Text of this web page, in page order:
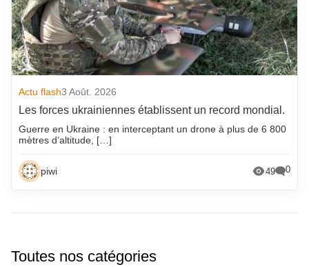
Actu flash3 Août. 2026
Les forces ukrainiennes établissent un record mondial.
Guerre en Ukraine : en interceptant un drone à plus de 6 800
mètres d’altitude, […]
piwi 49 0
Toutes nos catégories